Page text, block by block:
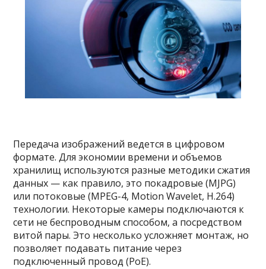
Передача изображений ведется в цифровом
формате. Для экономии времени и объемов
хранилищ используются разные методики сжатия
данных — как правило, это покадровые (MJPG)
или потоковые (MPEG-4, Motion Wavelet, H.264)
технологии. Некоторые камеры подключаются к
сети не беспроводным способом, а посредством
витой пары. Это несколько усложняет монтаж, но
позволяет подавать питание через
подключенный провод (PoE).